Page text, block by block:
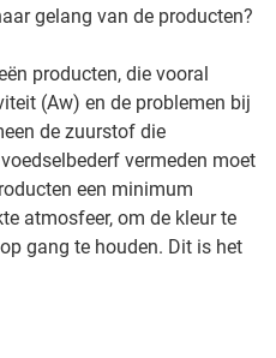
gelang van de producten?
producten, die vooral
(Aw) en de problemen bij
de zuurstof die
vermeden moet
een minimum
atmosfeer, om de kleur te
gang te houden. Dit is het